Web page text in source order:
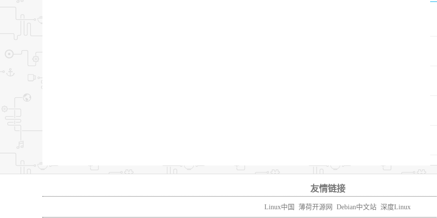
友情链接
Linux中国 薄荷开源网 Debian中文站 深度Linux